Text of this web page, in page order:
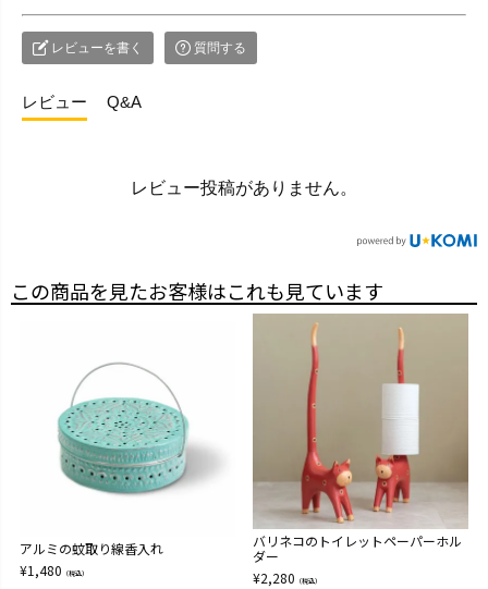
レビューを書く 質問する
レビュー Q&A
レビュー投稿がありません。
この商品を見たお客様はこれも見ています
アルミの蚊取り線香入れ
¥1,480 （税込）
バリネコのトイレットペーパーホル
ダー
¥2,280 （税込）